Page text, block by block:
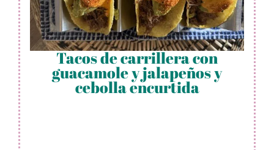
Tacos de carrillera con
guacamole y jalapeños y
cebolla encurtida